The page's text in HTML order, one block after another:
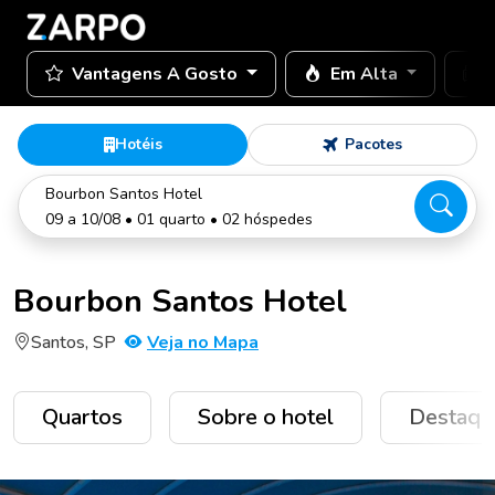
Vantagens A Gosto Em Alta
Hotéis Pacotes
Bourbon Santos Hotel
09 a 10/08 • 01 quarto • 02 hóspedes
Bourbon Santos Hotel
Santos, SP Veja no Mapa
Quartos Sobre o hotel